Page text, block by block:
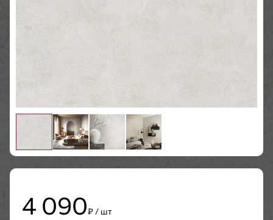
4 090₽ / шт